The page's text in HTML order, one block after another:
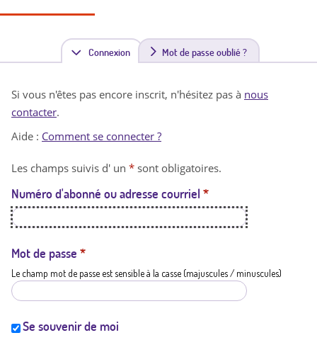
Connexion(
n
t
a
t
i
Mot de passe oublié ?
Si vous n'êtes pas encore inscrit, n'hésitez pas à nous
contacter.
Aide : Comment se connecter ?
Les champs suivis d' un * sont obligatoires.
Numéro d'abonné ou adresse courriel *
Mot de passe *
Le champ mot de passe est sensible à la casse (majuscules / minuscules)
Se souvenir de moi